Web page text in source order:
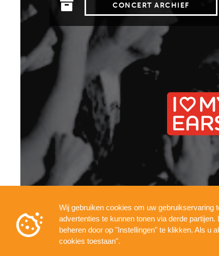
CONCERT ARCHIEF
INFO PRESSKIT TECHNICAL PRIVACY
Wij gebruiken cookies om uw gebruikservaring
advertenties te kunnen tonen via derde
beheren door op "Instellingen" te klikken. Als u
cookies toestaan".